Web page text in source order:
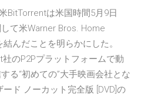
BitTorrentは米国時間5月9日
て米Warner Bros. Home
んだことを明らかにした。
のP2Pプラットフォームで動
る“初めての”大手映画会社とな
ド ノーカット完全版 [DVD]の